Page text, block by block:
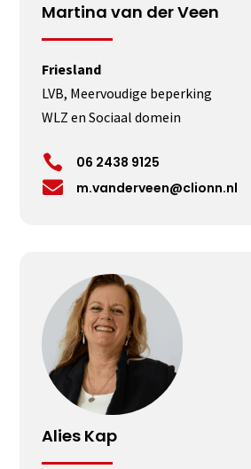
Martina van der Veen
Friesland
LVB, Meervoudige beperking
WLZ en Sociaal domein
 06 2438 9125
 m.vanderveen@clionn.nl
Alies Kap